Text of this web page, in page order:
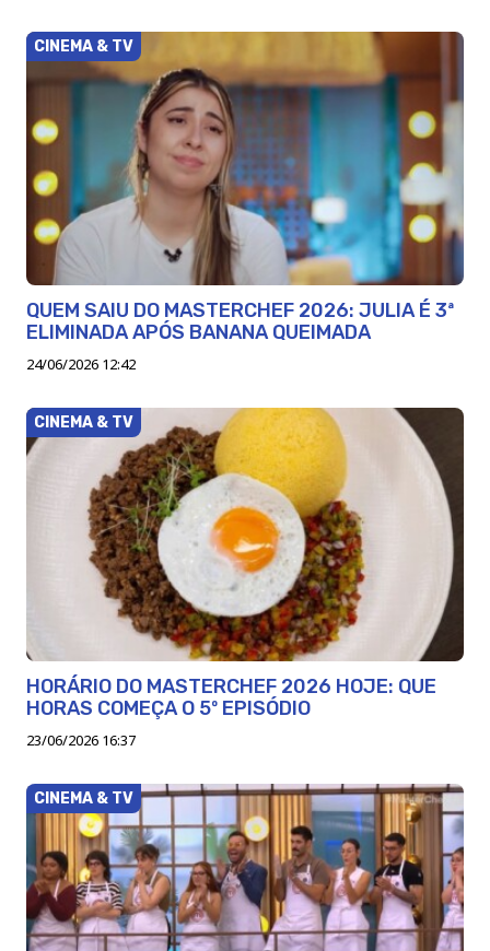
CINEMA & TV
QUEM SAIU DO MASTERCHEF 2026: JULIA É 3ª
ELIMINADA APÓS BANANA QUEIMADA
24/06/2026 12:42
CINEMA & TV
HORÁRIO DO MASTERCHEF 2026 HOJE: QUE
HORAS COMEÇA O 5º EPISÓDIO
23/06/2026 16:37
CINEMA & TV